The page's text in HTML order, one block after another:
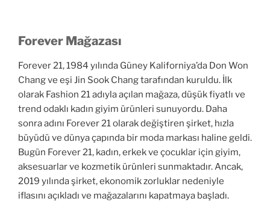
Forever Mağazası
Forever 21, 1984 yılında Güney Kaliforniya’da Don Won
Chang ve eşi Jin Sook Chang tarafından kuruldu. İlk
olarak Fashion 21 adıyla açılan mağaza, düşük fiyatlı ve
trend odaklı kadın giyim ürünleri sunuyordu. Daha
sonra adını Forever 21 olarak değiştiren şirket, hızla
büyüdü ve dünya çapında bir moda markası haline geldi.
Bugün Forever 21, kadın, erkek ve çocuklar için giyim,
aksesuarlar ve kozmetik ürünleri sunmaktadır. Ancak,
2019 yılında şirket, ekonomik zorluklar nedeniyle
iflasını açıkladı ve mağazalarını kapatmaya başladı.